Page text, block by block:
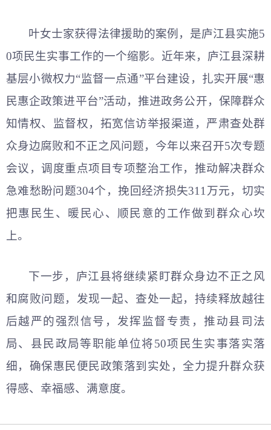
叶女士家获得法律援助的案例，是庐江县实施5
0项民生实事工作的一个缩影。近年来，庐江县深耕
基层小微权力“监督一点通”平台建设，扎实开展“惠
民惠企政策进平台”活动，推进政务公开，保障群众
知情权、监督权，拓宽信访举报渠道，严肃查处群
众身边腐败和不正之风问题，今年以来召开5次专题
会议，调度重点项目专项整治工作，推动解决群众
急难愁盼问题304个，挽回经济损失311万元，切实
把惠民生、暖民心、顺民意的工作做到群众心坎
上。
下一步，庐江县将继续紧盯群众身边不正之风
和腐败问题，发现一起、查处一起，持续释放越往
后越严的强烈信号，发挥监督专责，推动县司法
局、县民政局等职能单位将50项民生实事落实落
细，确保惠民便民政策落到实处，全力提升群众获
得感、幸福感、满意度。